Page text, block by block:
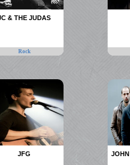
& THE JUDAS
Rock
JFG